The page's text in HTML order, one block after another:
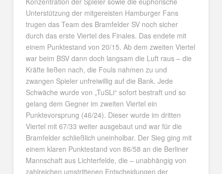
Unterstützung der mitgereisten Hamburger Fans
trugen das Team des Bramfelder SV noch sicher
durch das erste Viertel des Finales. Das endete mit
einem Punktestand von 20/15. Ab dem zweiten Viertel
war beim BSV dann doch langsam die Luft raus – die
Kräfte ließen nach, die Fouls nahmen zu und
zwangen Spieler unfreiwillig auf die Bank. Jede
Schwäche wurde von „TuSLi“ sofort bestraft und so
gelang dem Gegner im zweiten Viertel ein
Punktevorsprung (46/24). Dieser wurde im dritten
Viertel mit 67/33 weiter ausgebaut und war für die
Bramfelder schließlich uneinholbar. Der Sieg ging mit
einem klaren Punktestand von 86/58 an die Berliner
Mannschaft aus Lichterfelde, die – unabhängig von
zahlreichen umstrittenen Entscheidungen der